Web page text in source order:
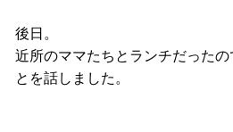
後日。
近所のママたちとランチだった
とを話しました。